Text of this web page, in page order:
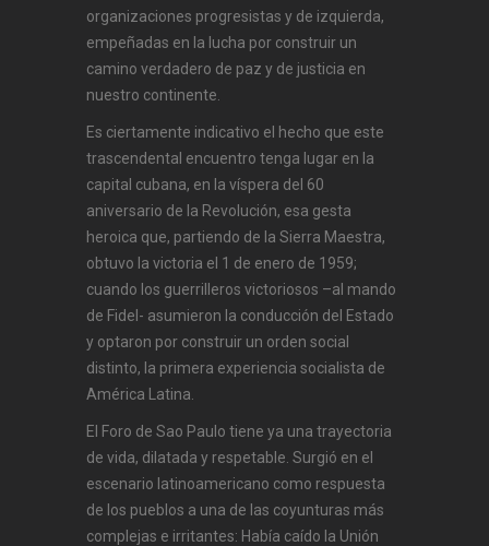
organizaciones progresistas y de izquierda,
empeñadas en la lucha por construir un
camino verdadero de paz y de justicia en
nuestro continente.
Es ciertamente indicativo el hecho que este
trascendental encuentro tenga lugar en la
capital cubana, en la víspera del 60
aniversario de la Revolución, esa gesta
heroica que, partiendo de la Sierra Maestra,
obtuvo la victoria el 1 de enero de 1959;
cuando los guerrilleros victoriosos –al mando
de Fidel- asumieron la conducción del Estado
y optaron por construir un orden social
distinto, la primera experiencia socialista de
América Latina.
El Foro de Sao Paulo tiene ya una trayectoria
de vida, dilatada y respetable. Surgió en el
escenario latinoamericano como respuesta
de los pueblos a una de las coyunturas más
complejas e irritantes: Había caído la Unión